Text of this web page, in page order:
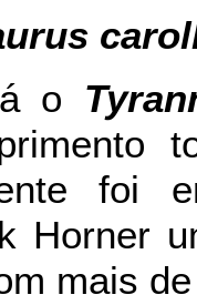
o
foi
Horner
mais